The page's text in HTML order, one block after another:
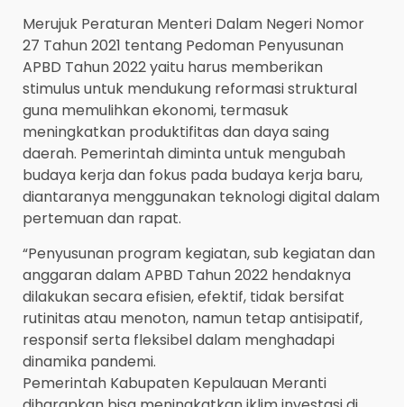
Merujuk Peraturan Menteri Dalam Negeri Nomor
27 Tahun 2021 tentang Pedoman Penyusunan
APBD Tahun 2022 yaitu harus memberikan
stimulus untuk mendukung reformasi struktural
guna memulihkan ekonomi, termasuk
meningkatkan produktifitas dan daya saing
daerah. Pemerintah diminta untuk mengubah
budaya kerja dan fokus pada budaya kerja baru,
diantaranya menggunakan teknologi digital dalam
pertemuan dan rapat.
“Penyusunan program kegiatan, sub kegiatan dan
anggaran dalam APBD Tahun 2022 hendaknya
dilakukan secara efisien, efektif, tidak bersifat
rutinitas atau menoton, namun tetap antisipatif,
responsif serta fleksibel dalam menghadapi
dinamika pandemi.
Pemerintah Kabupaten Kepulauan Meranti